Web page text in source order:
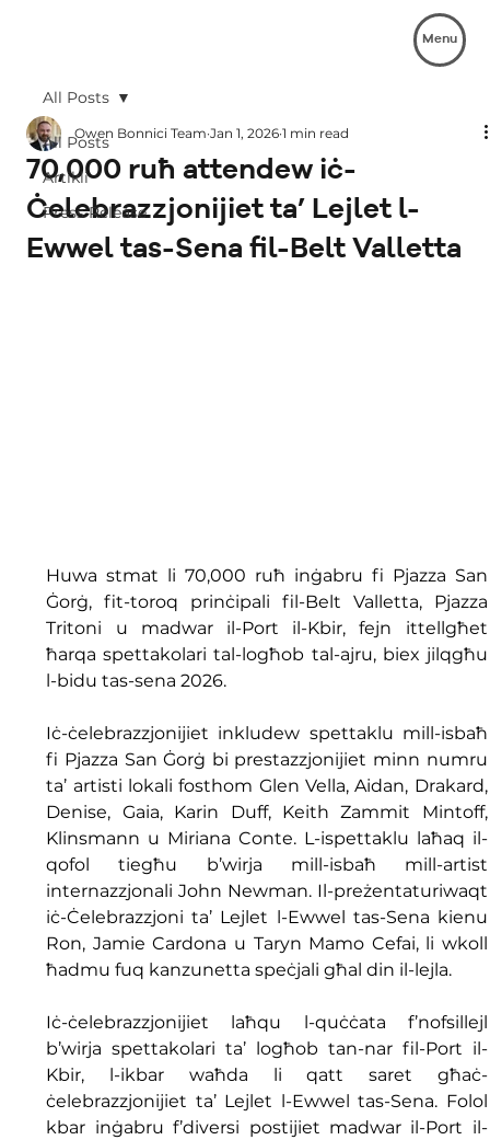
Menu
All Posts
Artikli
Press Release
All Posts
70,000 ruħ attendew iċ-
Ċelebrazzjonijiet ta’ Lejlet l-
Ewwel tas-Sena fil-Belt Valletta
Owen Bonnici Team Jan 1, 2026 1 min read
Huwa stmat li 70,000 ruħ inġabru fi Pjazza San
Ġorġ, fit-toroq prinċipali fil-Belt Valletta, Pjazza
Tritoni u madwar il-Port il-Kbir, fejn ittellgħet
ħarqa spettakolari tal-logħob tal-ajru, biex jilqgħu
l-bidu tas-sena 2026.
Iċ-ċelebrazzjonijiet inkludew spettaklu mill-isbaħ
fi Pjazza San Ġorġ bi prestazzjonijiet minn numru
ta’ artisti lokali fosthom Glen Vella, Aidan, Drakard,
Denise, Gaia, Karin Duff, Keith Zammit Mintoff,
Klinsmann u Miriana Conte. L-ispettaklu laħaq il-
qofol tiegħu b’wirja mill-isbaħ mill-artist
internazzjonali John Newman. Il-preżentaturiwaqt
iċ-Ċelebrazzjoni ta’ Lejlet l-Ewwel tas-Sena kienu
Ron, Jamie Cardona u Taryn Mamo Cefai, li wkoll
ħadmu fuq kanzunetta speċjali għal din il-lejla.
Iċ-ċelebrazzjonijiet laħqu l-quċċata f’nofsillejl
b’wirja spettakolari ta’ logħob tan-nar fil-Port il-
Kbir, l-ikbar waħda li qatt saret għaċ-
ċelebrazzjonijiet ta’ Lejlet l-Ewwel tas-Sena. Folol
kbar inġabru f’diversi postijiet madwar il-Port il-